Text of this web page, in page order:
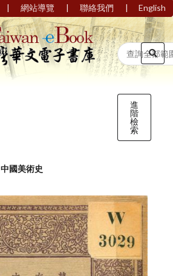
| 網站導覽 | 聯絡我們 | English
進
階
檢
索
中國美術史